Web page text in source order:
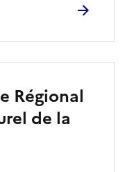
Régional
de la